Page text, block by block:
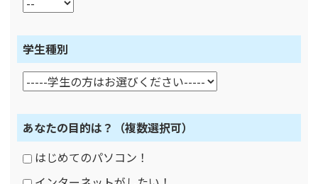
学生種別
あなたの目的は？
（複数選択可）
はじめてのパソコン！